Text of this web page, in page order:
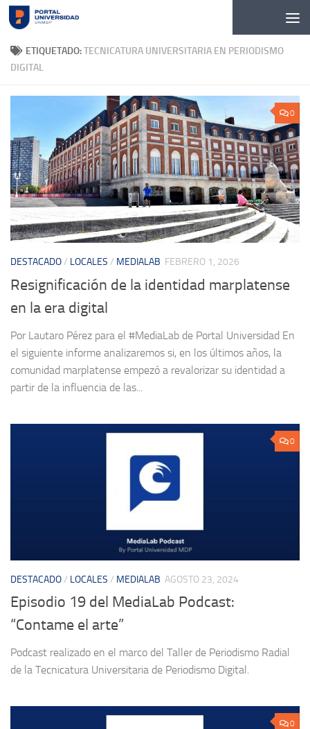
Skip to content
ETIQUETADO:TECNICATURA UNIVERSITARIA EN PERIODISMO
DIGITAL
0
DESTACADO/ LOCALES / MEDIALAB FEBRERO 1, 2026
Resignificación de la identidad marplatense
en la era digital
Por Lautaro Pérez para el #MediaLab de Portal Universidad En
el siguiente informe analizaremos si, en los últimos años, la
comunidad marplatense empezó a revalorizar su identidad a
partir de la influencia de las...
0
DESTACADO/ LOCALES / MEDIALAB AGOSTO 23, 2024
Episodio 19 del MediaLab Podcast:
“Contame el arte”
Podcast realizado en el marco del Taller de Periodismo Radial
de la Tecnicatura Universitaria de Periodismo Digital.
0